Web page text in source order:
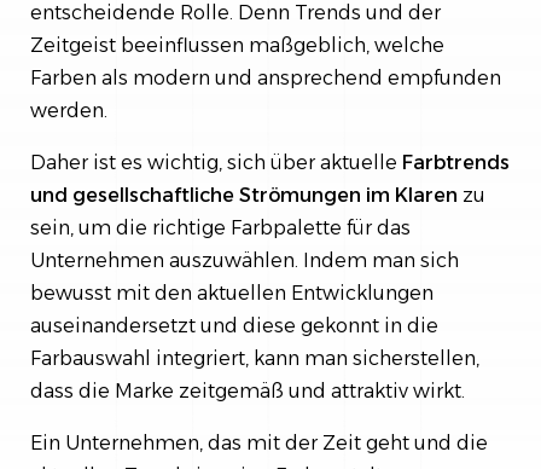
entscheidende Rolle. Denn Trends und der
Zeitgeist beeinflussen maßgeblich, welche
Farben als modern und ansprechend empfunden
werden.
Daher ist es wichtig, sich über aktuelle Farbtrends
und gesellschaftliche Strömungen im Klaren zu
sein, um die richtige Farbpalette für das
Unternehmen auszuwählen. Indem man sich
bewusst mit den aktuellen Entwicklungen
auseinandersetzt und diese gekonnt in die
Farbauswahl integriert, kann man sicherstellen,
dass die Marke zeitgemäß und attraktiv wirkt.
Ein Unternehmen, das mit der Zeit geht und die